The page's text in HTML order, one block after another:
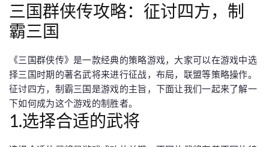
三国群侠传攻略：征讨四方，制
霸三国
《三国群侠传》是一款经典的策略游戏，大家可以在游戏中选
择三国时期的著名武将来进行征战，布局，联盟等策略操作。
征讨四方，制霸三国是游戏的主旨，下面让我们一起来了解一
下如何成为这个游戏的制胜者。
1.选择合适的武将